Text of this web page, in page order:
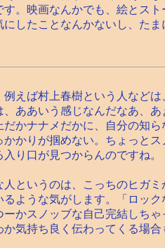
。映画なんかでも、絵とス
したことなんかないし、たま
えば村上春樹という人などは
ああいう感じなんだなあ、
かナナメだかに、自分の知
かかりが掴めない。ちょっと
り口が見つからんのですね。
というのは、こっちのヒガ
るような気がします。「ロッ
かスノッブな自己完結しち
気持ち良く伝わってくる場合